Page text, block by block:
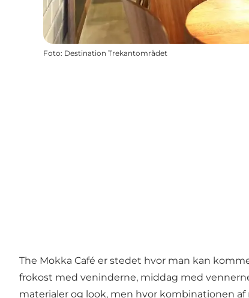
Foto: Destination Trekantområdet
The Mokka Café er stedet hvor man kan
frokost med veninderne, middag med
materialer og look, men hvor kombinationen